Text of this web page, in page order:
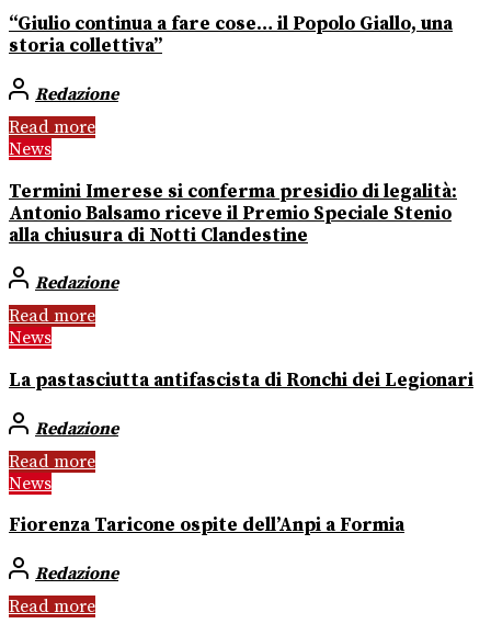
“Giulio continua a fare cose… il Popolo Giallo, una
storia collettiva”
Redazione
Read more
News
Termini Imerese si conferma presidio di legalità:
Antonio Balsamo riceve il Premio Speciale Stenio
alla chiusura di Notti Clandestine
Redazione
Read more
News
La pastasciutta antifascista di Ronchi dei Legionari
Redazione
Read more
News
Fiorenza Taricone ospite dell’Anpi a Formia
Redazione
Read more